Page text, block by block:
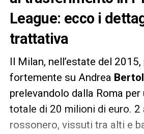
League: ecco i
trattativa
Il Milan, nell’estate del
fortemente su Andrea
prelevandolo dalla Roma per
totale di 20 milioni di euro. 2
rossonero, vissuti tra alti e